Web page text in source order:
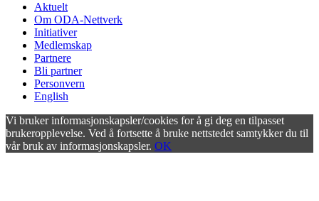
Aktuelt
Om ODA-Nettverk
Initiativer
Medlemskap
Partnere
Bli partner
Personvern
English
Vi bruker informasjonskapsler/cookies for å gi deg en tilpasset
brukeropplevelse. Ved å fortsette å bruke nettstedet samtykker du til
vår bruk av informasjonskapsler. OK